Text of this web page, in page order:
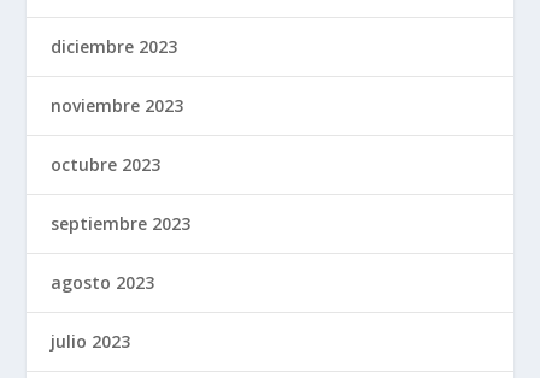
diciembre 2023
noviembre 2023
octubre 2023
septiembre 2023
agosto 2023
julio 2023